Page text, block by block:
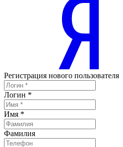
Регистрация нового пользователя
Логин *
Имя *
Фамилия